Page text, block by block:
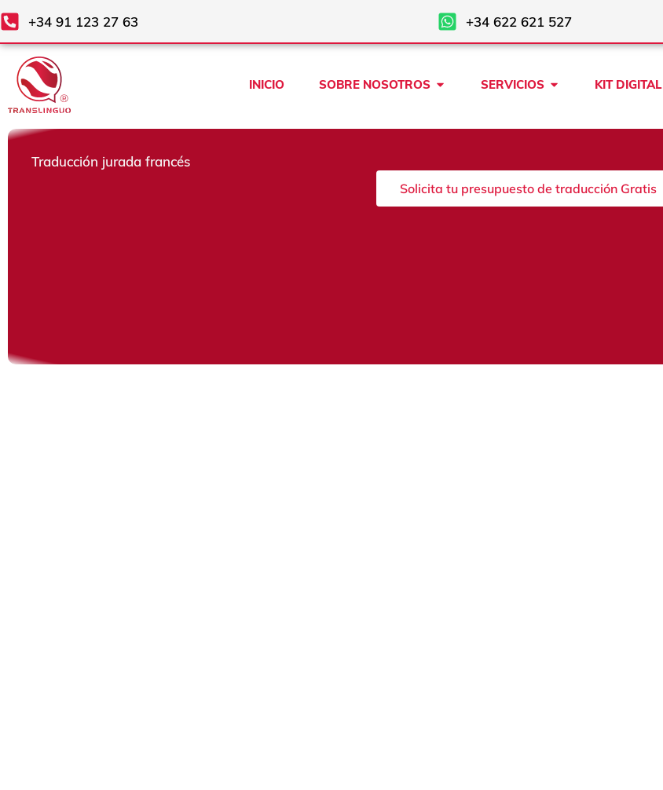
Ir
al
contenido
+34 91 123 27 63 +34 622 621 527
INICIO SOBRE NOSOTROS Open SOBRE NOSOTROS
SERVICIOS Open SERVICIOS
KIT DIGITAL
Traducción jurada francés
Solicita tu presupuesto de traducción Gratis